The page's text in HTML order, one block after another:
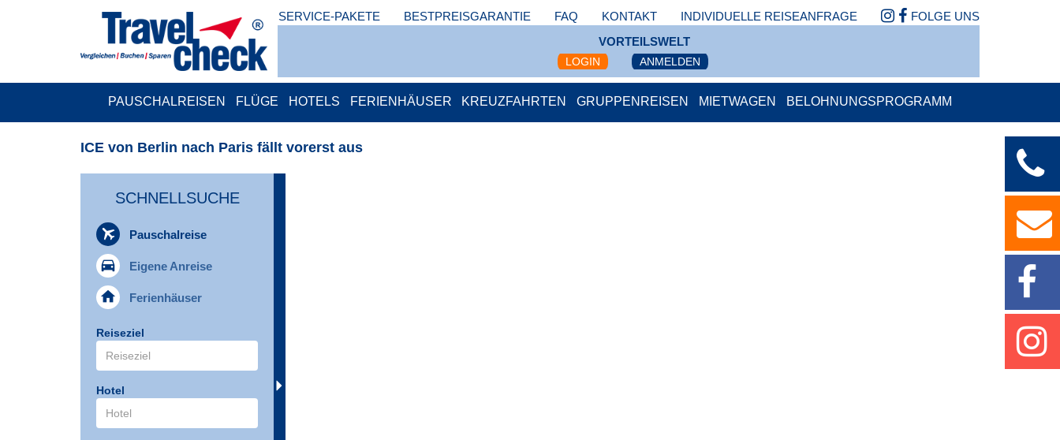
FOLGE UNS
INDIVIDUELLE REISEANFRAGE
KONTAKT
FAQ
BESTPREISGARANTIE
SERVICE-PAKETE
VORTEILSWELT
LOGIN ANMELDEN
PAUSCHALREISEN FLÜGE HOTELS FERIENHÄUSER KREUZFAHRTEN GRUPPENREISEN MIETWAGEN BELOHNUNGSPROGRAMM
ICE von Berlin nach Paris fällt vorerst aus
SCHNELLSUCHE
airplanemode_active Pauschalreise
directions_car Eigene Anreise
home Ferienhäuser
Reiseziel
Hotel